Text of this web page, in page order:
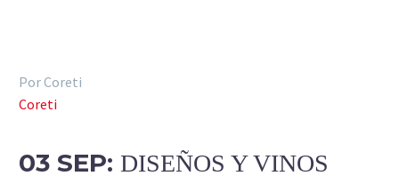
Por Coreti
Coreti
03 SEP: DISEÑOS Y VINOS